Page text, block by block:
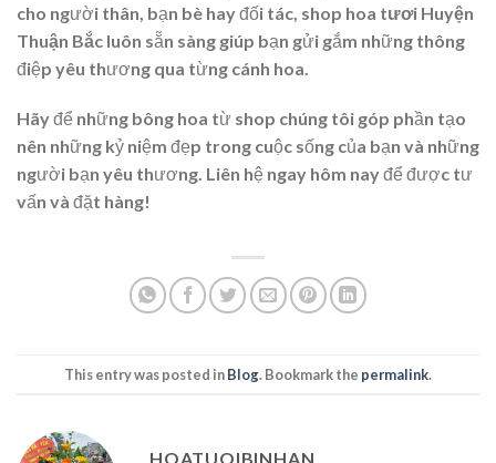
cho người thân, bạn bè hay đối tác, shop hoa tươi Huyện
Thuận Bắc luôn sẵn sàng giúp bạn gửi gắm những thông
điệp yêu thương qua từng cánh hoa.
Hãy để những bông hoa từ shop chúng tôi góp phần tạo
nên những kỷ niệm đẹp trong cuộc sống của bạn và những
người bạn yêu thương. Liên hệ ngay hôm nay để được tư
vấn và đặt hàng!
This entry was posted inBlog. Bookmark the permalink.
HOATUOIBINHAN